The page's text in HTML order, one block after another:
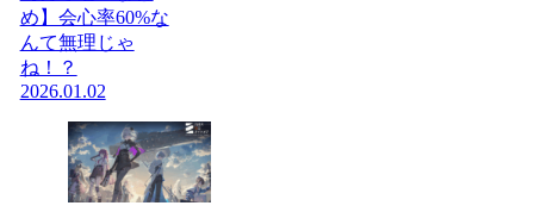
め】会心率60%な
んて無理じゃ
ね！？
2026.01.02